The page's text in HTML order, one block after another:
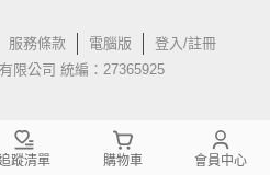
服務條款 電腦版
登入/註冊
限公司 統編：27365925
蹤清單 購物車 會員中心